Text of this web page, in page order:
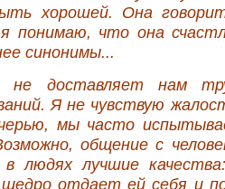
хорошей. Она
что она
синонимы...
доставляет нам
Я не чувствую
мы часто
общение с
в людях лучшие
отдает ей себя и